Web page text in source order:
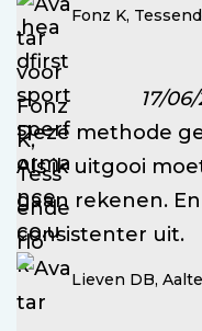
Fonz K,
17/
Deze methode
Als ik uitgooi
gaan rekenen.
consistenter uit.
Lieven DB,